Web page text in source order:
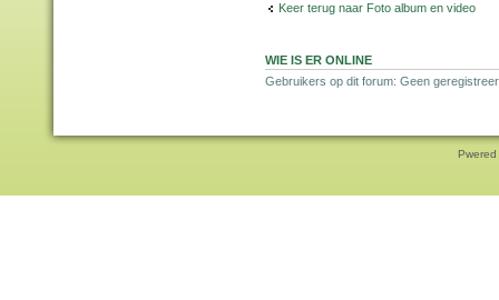
Keer terug naar Foto album en video
WIE IS ER ONLINE
Gebruikers op dit forum: Geen